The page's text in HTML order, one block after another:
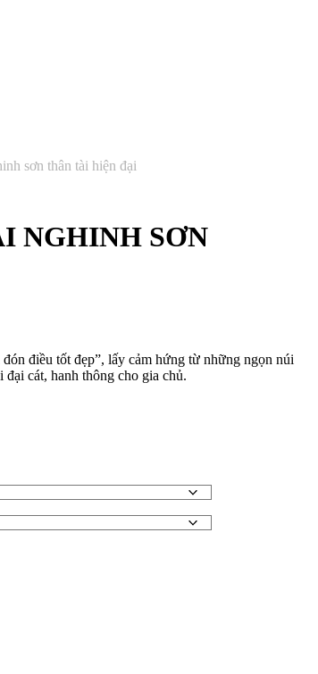
NGHINH SƠN
điều tốt đẹp”, lấy cảm hứng từ những ngọn núi
cát, hanh thông cho gia chủ.